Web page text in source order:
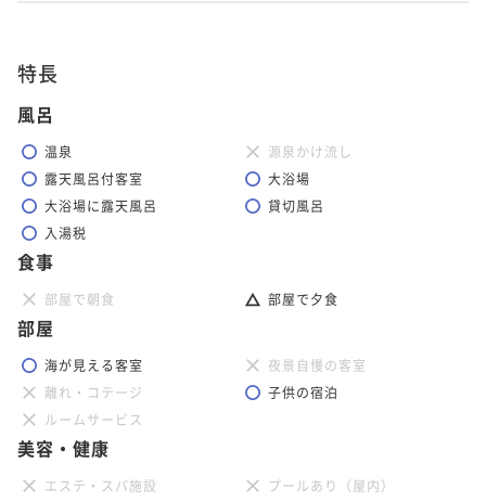
特長
風呂
温泉
源泉かけ流し
露天風呂付客室
大浴場
大浴場に露天風呂
貸切風呂
入湯税
食事
部屋で朝食 部屋で夕食
部屋
海が見える客室
夜景自慢の客室
離れ・コテージ
子供の宿泊
ルームサービス
美容・健康
エステ・スパ施設
プールあり（屋内）